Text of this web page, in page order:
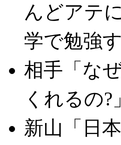
んどアテ
学で勉強
相手「な
くれるの?」
新山「日